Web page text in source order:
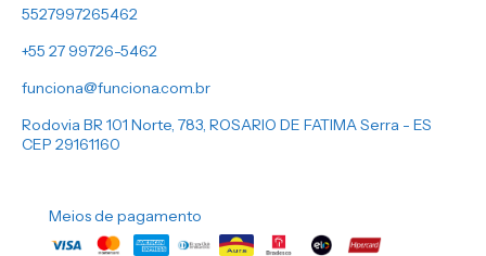
5527997265462
+55 27 99726-5462
funciona@funciona.com.br
Rodovia BR 101 Norte, 783, ROSARIO DE FATIMA Serra - ES
CEP 29161160
Meios de pagamento